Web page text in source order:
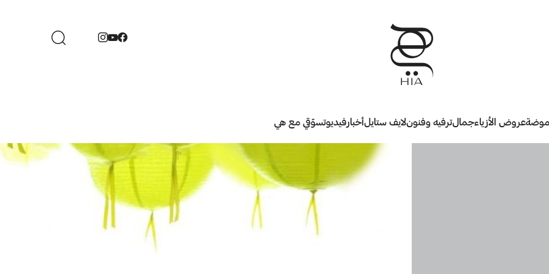
موضةعروض الأزياءجمالترفيه وفنونلايف ستايلأخبارفيديوتسوّقي مع هي